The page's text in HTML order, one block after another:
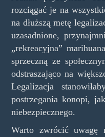
rozciągać je na
na dłuższą metę
uzasadnione,
„rekreacyjna”
sprzeczną ze
odstraszająco na
Legalizacja
postrzegania konopi,
niebezpiecznego.
Warto zwrócić uwagę